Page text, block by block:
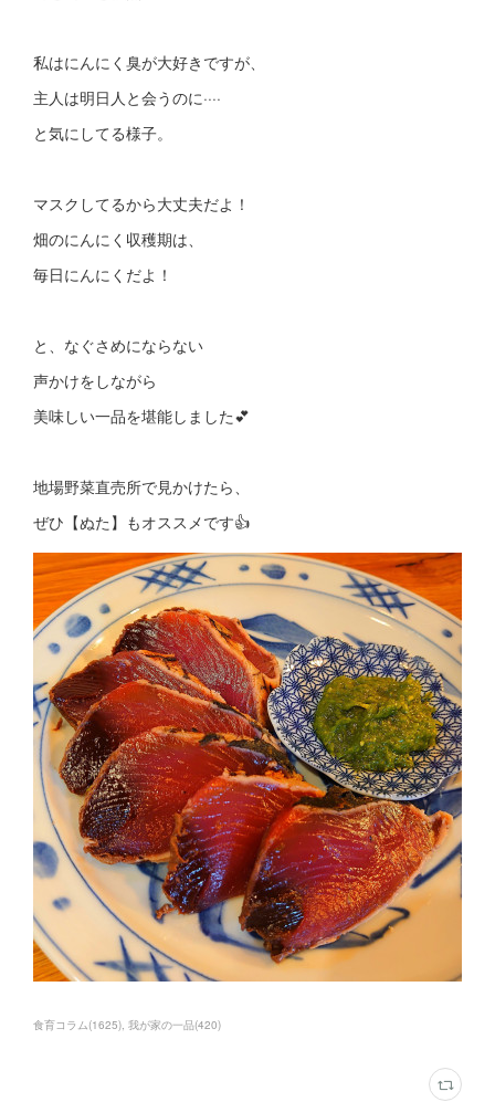
私はにんにく臭が大好きですが、
主人は明日人と会うのに····
と気にしてる様子。
マスクしてるから大丈夫だよ！
畑のにんにく収穫期は、
毎日にんにくだよ！
と、なぐさめにならない
声かけをしながら
美味しい一品を堪能しました💕
地場野菜直売所で見かけたら、
ぜひ【ぬた】もオススメです👍
食育コラム(1625) 我が家の一品(420)